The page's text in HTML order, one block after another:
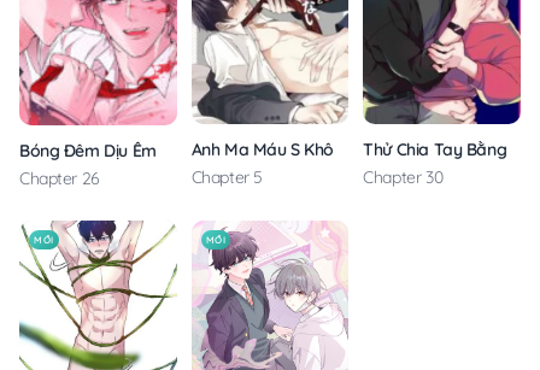
Bóng Đêm Dịu Êm
Chapter 26
Anh Ma Máu S Không Cho Tôi Ngủ Yên
Chapter 5
Thử Chia Tay Bằng
Chapter 30
MỚI MỚI